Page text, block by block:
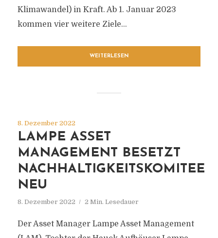
Klimawandel) in Kraft. Ab 1. Januar 2023
kommen vier weitere Ziele...
WEITERLESEN
8. Dezember 2022
LAMPE ASSET
MANAGEMENT BESETZT
NACHHALTIGKEITSKOMITEE
NEU
8. Dezember 2022 2 Min. Lesedauer
Der Asset Manager Lampe Asset Management